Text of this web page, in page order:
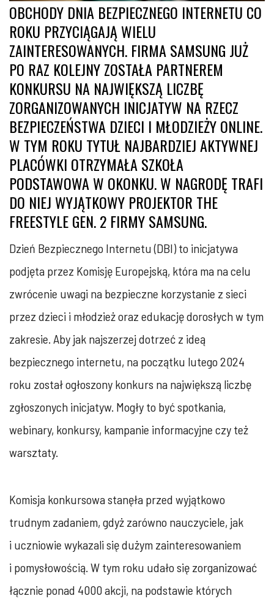
OBCHODY DNIA BEZPIECZNEGO INTERNETU CO
ROKU PRZYCIĄGAJĄ WIELU
ZAINTERESOWANYCH. FIRMA SAMSUNG JUŻ
PO RAZ KOLEJNY ZOSTAŁA PARTNEREM
KONKURSU NA NAJWIĘKSZĄ LICZBĘ
ZORGANIZOWANYCH INICJATYW NA RZECZ
BEZPIECZEŃSTWA DZIECI I MŁODZIEŻY ONLINE.
W TYM ROKU TYTUŁ NAJBARDZIEJ AKTYWNEJ
PLACÓWKI OTRZYMAŁA SZKOŁA
PODSTAWOWA W OKONKU. W NAGRODĘ TRAFI
DO NIEJ WYJĄTKOWY PROJEKTOR THE
FREESTYLE GEN. 2 FIRMY SAMSUNG.
Dzień Bezpiecznego Internetu (DBI) to inicjatywa
podjęta przez Komisję Europejską, która ma na celu
zwrócenie uwagi na bezpieczne korzystanie z sieci
przez dzieci i młodzież oraz edukację dorosłych w tym
zakresie. Aby jak najszerzej dotrzeć z ideą
bezpiecznego internetu, na początku lutego 2024
roku został ogłoszony konkurs na największą liczbę
zgłoszonych inicjatyw. Mogły to być spotkania,
webinary, konkursy, kampanie informacyjne czy też
warsztaty.
Komisja konkursowa stanęła przed wyjątkowo
trudnym zadaniem, gdyż zarówno nauczyciele, jak
i uczniowie wykazali się dużym zainteresowaniem
i pomysłowością. W tym roku udało się zorganizować
łącznie ponad 4000 akcji, na podstawie których